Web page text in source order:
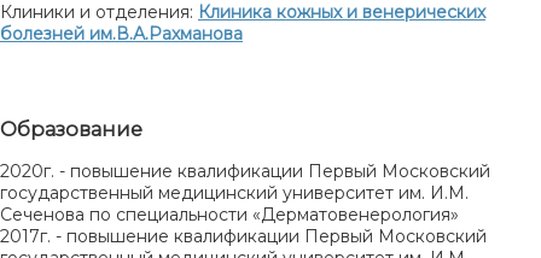
Клиники и отделения: Клиника кожных и венерических
болезней им.В.А.Рахманова
Образование
2020г. - повышение квалификации Первый Московский
государственный медицинский университет им. И.М.
Сеченова по специальности «Дерматовенерология»
2017г. - повышение квалификации Первый Московский